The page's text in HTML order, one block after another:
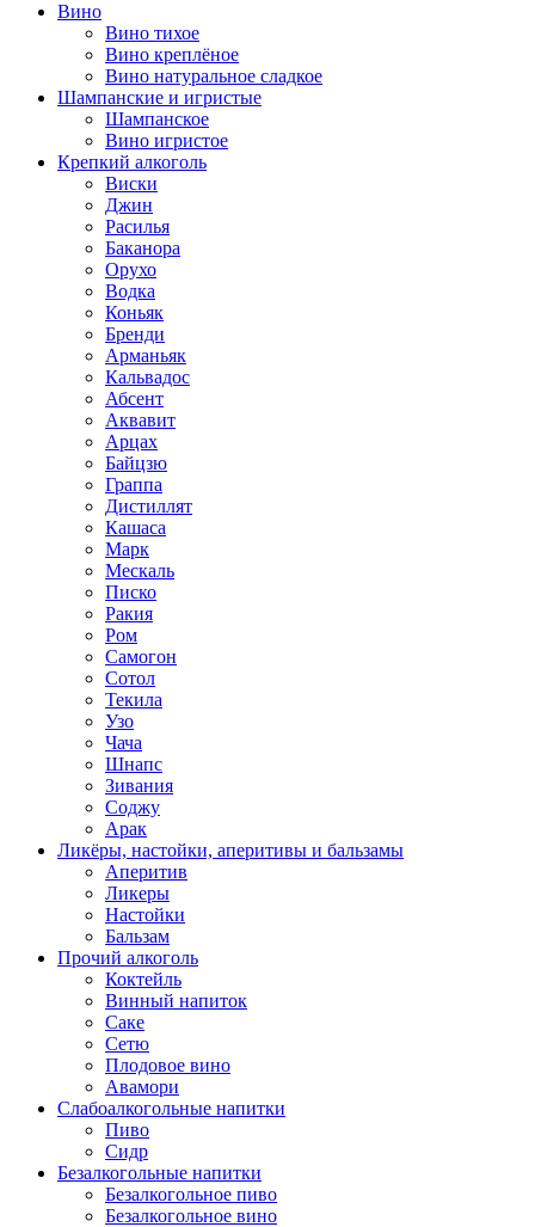
Вино
Вино тихое
Вино креплёное
Вино натуральное сладкое
Шампанские и игристые
Шампанское
Вино игристое
Крепкий алкоголь
Виски
Джин
Расилья
Баканора
Орухо
Водка
Коньяк
Бренди
Арманьяк
Кальвадос
Абсент
Аквавит
Арцах
Байцзю
Граппа
Дистиллят
Кашаса
Марк
Мескаль
Писко
Ракия
Ром
Самогон
Сотол
Текила
Узо
Чача
Шнапс
Зивания
Соджу
Арак
Ликёры, настойки, аперитивы и бальзамы
Аперитив
Ликеры
Настойки
Бальзам
Прочий алкоголь
Коктейль
Винный напиток
Саке
Сетю
Плодовое вино
Авамори
Слабоалкогольные напитки
Пиво
Сидр
Безалкогольные напитки
Безалкогольное пиво
Безалкогольное вино